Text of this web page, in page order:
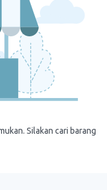
Silakan cari barang